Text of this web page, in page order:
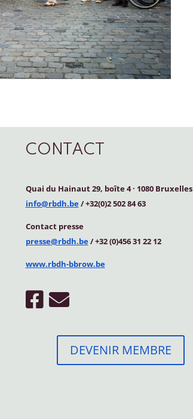
CONTACT
Quai du Hainaut 29, boîte 4· 1080 Bruxelles
info@rbdh.be/ +32(0)2 502 84 63
Contact presse
presse@rbdh.be/ +32 (0)456 31 22 12
www.rbdh-bbrow.be
DEVENIR MEMBRE